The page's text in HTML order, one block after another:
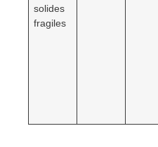
solides
fragiles